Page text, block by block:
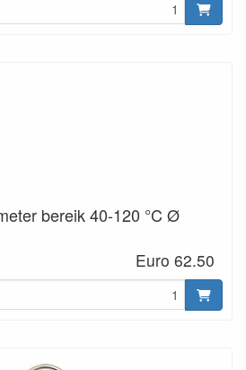
bereik 40-120 °C Ø
Euro 62.50